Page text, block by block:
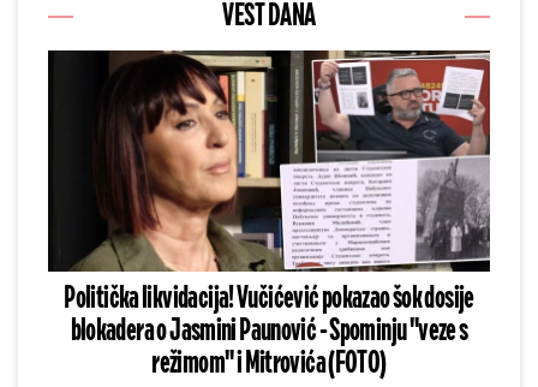
VEST DANA
Politička likvidacija! Vučićević pokazao šok dosije
blokadera o Jasmini Paunović - Spominju "veze s
režimom" i Mitrovića (FOTO)